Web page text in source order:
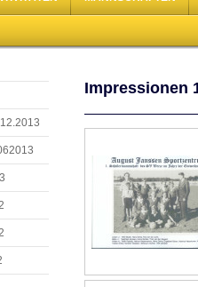
Impressionen